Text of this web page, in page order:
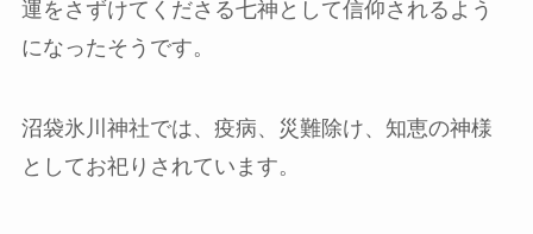
運をさずけてくださる七神として信仰されるよう
になったそうです。
沼袋氷川神社では、疫病、災難除け、知恵の神様
としてお祀りされています。